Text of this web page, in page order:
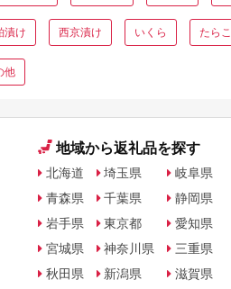
漬け 西京漬け いくら たらこ
他
地域から返礼品を探す
北海道
青森県
岩手県
宮城県
秋田県
埼玉県
千葉県
東京都
神奈川県
新潟県
岐阜県
静岡県
愛知県
三重県
滋賀県